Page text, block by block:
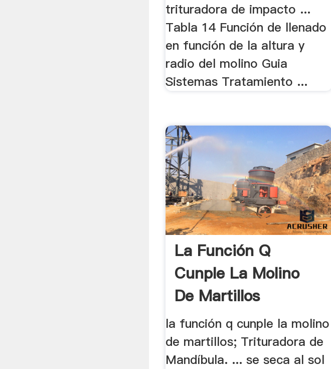
trituradora de impacto ...
Tabla 14 Función de llenado
en función de la altura y
radio del molino Guia
Sistemas Tratamiento ...
La Función Q
Cunple La Molino
De Martillos
la función q cunple la molino
de martillos; Trituradora de
Mandíbula. ... se seca al sol